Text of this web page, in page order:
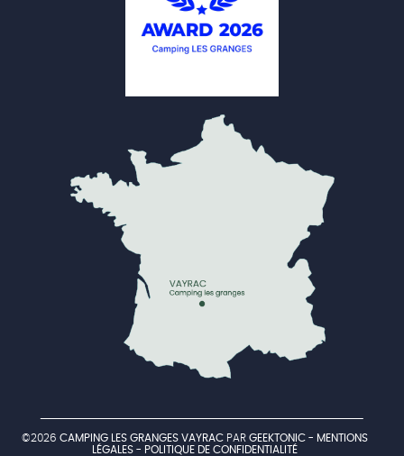
©2026 CAMPING LES GRANGES VAYRAC PAR GEEKTONIC - MENTIONS
LÉGALES - POLITIQUE DE CONFIDENTIALITÉ